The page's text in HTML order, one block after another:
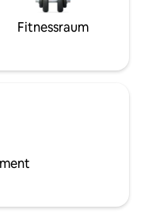
Fitnessraum